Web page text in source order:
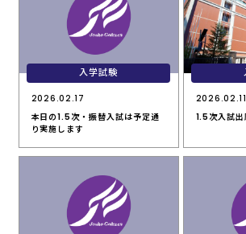
2026.02.17
入学試験
本日の1.5次・振替入試は予定通
り実施します
2026.02.11
1.5次入試